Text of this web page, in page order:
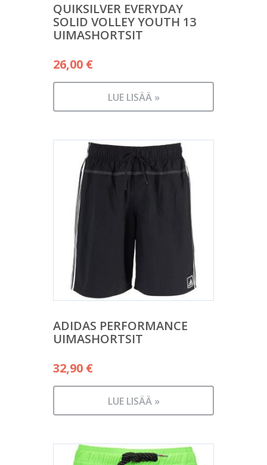
QUIKSILVER EVERYDAY
SOLID VOLLEY YOUTH 13
UIMASHORTSIT
26,00 €
LUE LISÄÄ »
ADIDAS PERFORMANCE
UIMASHORTSIT
32,90 €
LUE LISÄÄ »